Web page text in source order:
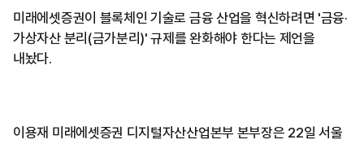
미래에셋증권이 블록체인 기술로 금융 산업을 혁신하려면 '금융·
가상자산 분리(금가분리)' 규제를 완화해야 한다는 제언을
내놨다.
이용재 미래에셋증권 디지털자산산업본부 본부장은 22일 서울